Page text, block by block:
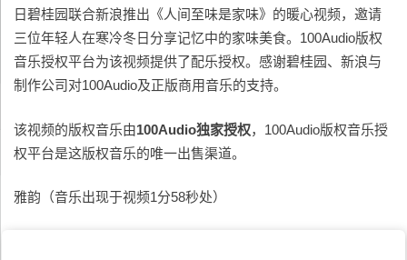
日碧桂园联合新浪推出《人间至味是家味》的暖心视频，邀请
三位年轻人在寒冷冬日分享记忆中的家味美食。100Audio版权
音乐授权平台为该视频提供了配乐授权。感谢碧桂园、新浪与
制作公司对100Audio及正版商用音乐的支持。
该视频的版权音乐由100Audio独家授权，100Audio版权音乐授
权平台是这版权音乐的唯一出售渠道。
雅韵（音乐出现于视频1分58秒处）